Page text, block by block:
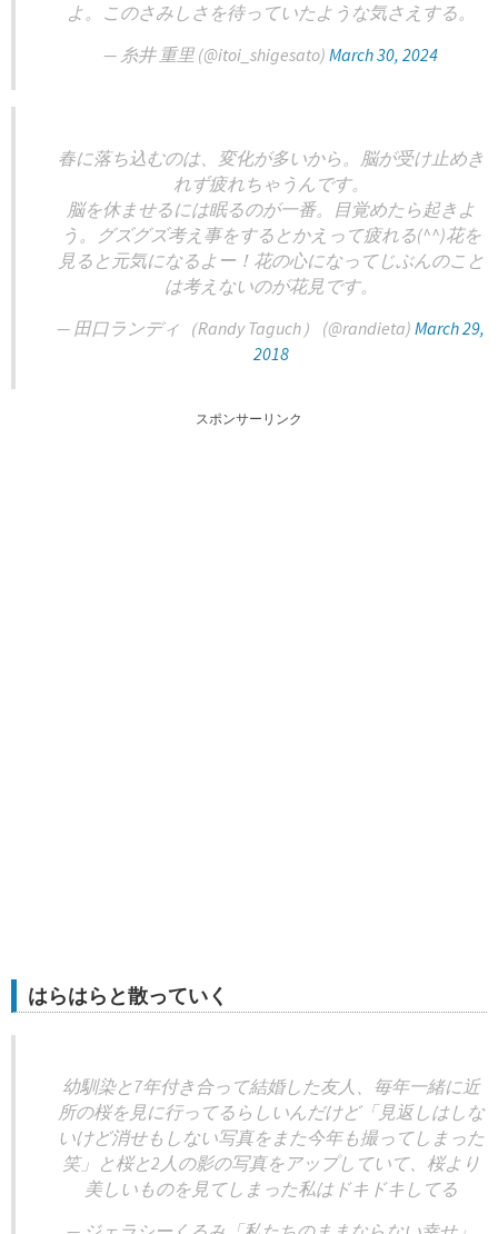
よ。このさみしさを待っていたような気さえする。
— 糸井 重里 (@itoi_shigesato) March 30, 2024
春に落ち込むのは、変化が多いから。脳が受け止めき
れず疲れちゃうんです。
脳を休ませるには眠るのが一番。目覚めたら起きよ
う。グズグズ考え事をするとかえって疲れる(^^)花を
見ると元気になるよー！花の心になってじぶんのこと
は考えないのが花見です。
— 田口ランディ（Randy Taguch） (@randieta) March 29,
2018
スポンサーリンク
はらはらと散っていく
幼馴染と7年付き合って結婚した友人、毎年一緒に近
所の桜を見に行ってるらしいんだけど「見返しはしな
いけど消せもしない写真をまた今年も撮ってしまった
笑」と桜と2人の影の写真をアップしていて、桜より
美しいものを見てしまった私はドキドキしてる